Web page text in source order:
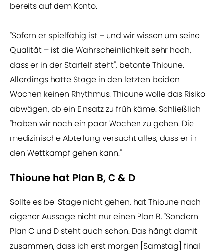
bereits auf dem Konto.
"Sofern er spielfähig ist – und wir wissen um seine
Qualität – ist die Wahrscheinlichkeit sehr hoch,
dass er in der Startelf steht", betonte Thioune.
Allerdings hatte Stage in den letzten beiden
Wochen keinen Rhythmus. Thioune wolle das Risiko
abwägen, ob ein Einsatz zu früh käme. Schließlich
"haben wir noch ein paar Wochen zu gehen. Die
medizinische Abteilung versucht alles, dass er in
den Wettkampf gehen kann."
Thioune hat Plan B, C & D
Sollte es bei Stage nicht gehen, hat Thioune nach
eigener Aussage nicht nur einen Plan B. "Sondern
Plan C und D steht auch schon. Das hängt damit
zusammen, dass ich erst morgen [Samstag] final